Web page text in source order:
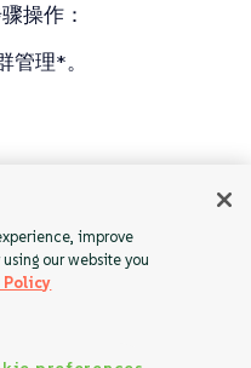
操作：
理*。
集群的复选框，
可以点击⋮>
improve
our website you
Policy